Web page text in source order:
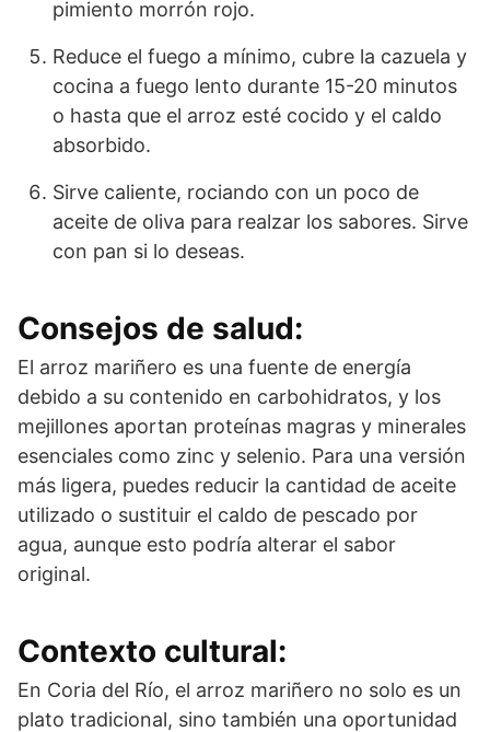
pimiento morrón rojo.
Reduce el fuego a mínimo, cubre la cazuela y
cocina a fuego lento durante 15-20 minutos
o hasta que el arroz esté cocido y el caldo
absorbido.
Sirve caliente, rociando con un poco de
aceite de oliva para realzar los sabores. Sirve
con pan si lo deseas.
Consejos de salud:
El arroz mariñero es una fuente de energía
debido a su contenido en carbohidratos, y los
mejillones aportan proteínas magras y minerales
esenciales como zinc y selenio. Para una versión
más ligera, puedes reducir la cantidad de aceite
utilizado o sustituir el caldo de pescado por
agua, aunque esto podría alterar el sabor
original.
Contexto cultural:
En Coria del Río, el arroz mariñero no solo es un
plato tradicional, sino también una oportunidad